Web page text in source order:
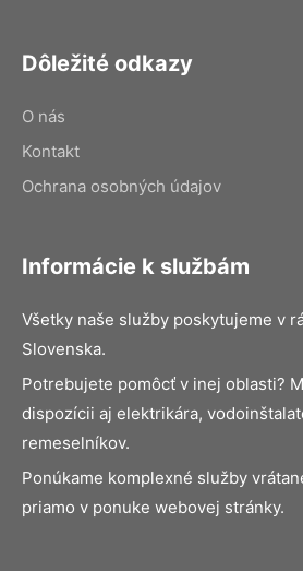
Dôležité odkazy
O nás
Kontakt
Ochrana osobných údajov
Informácie k službám
Všetky naše služby poskytujeme v
Slovenska.
Potrebujete pomôcť v inej oblasti?
dispozícii aj elektrikára,
remeselníkov.
Ponúkame komplexné služby
priamo v ponuke webovej stránky.